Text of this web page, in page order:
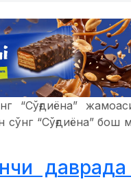
“Сўғдиёна”
сўнг “Сўғдиёна”